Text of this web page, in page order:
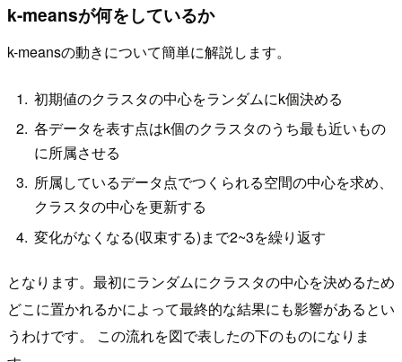
k-meansが何をしているか
k-meansの動きについて簡単に解説します。
初期値のクラスタの中心をランダムにk個決める
各データを表す点はk個のクラスタのうち最も近いもの
に所属させる
所属しているデータ点でつくられる空間の中心を求め、
クラスタの中心を更新する
変化がなくなる(収束する)まで2~3を繰り返す
となります。最初にランダムにクラスタの中心を決めるため
どこに置かれるかによって最終的な結果にも影響があるとい
うわけです。 この流れを図で表したの下のものになりま